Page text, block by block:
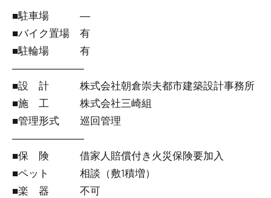
■駐車場 ―
■バイク置場 有
■駐輪場 有
―――――――
■設 計 株式会社朝倉崇夫都市建築設計事務所
■施 工 株式会社三崎組
■管理形式 巡回管理
―――――――
■保 険 借家人賠償付き火災保険要加入
■ペット 相談（敷1積増）
■楽 器 不可